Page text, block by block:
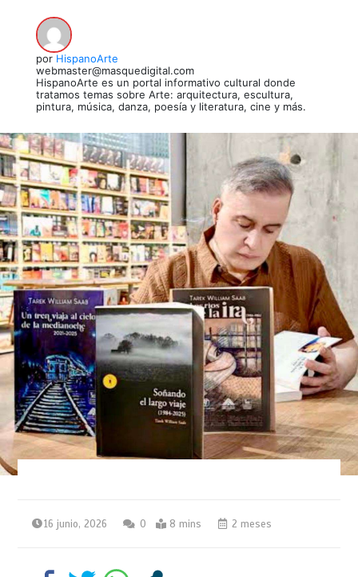
por HispanoArte
webmaster@masquedigital.com
HispanoArte es un portal informativo cultural donde
tratamos temas sobre Arte: arquitectura, escultura,
pintura, música, danza, poesía y literatura, cine y más.
16 junio, 2026 0 8 mins 2 meses